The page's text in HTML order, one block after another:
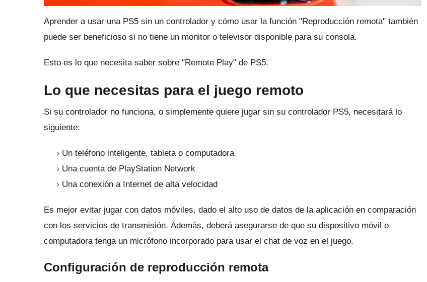
Aprender a usar una PS5 sin un controlador y cómo usar la función "Reproducción remota" también
puede ser beneficioso si no tiene un monitor o televisor disponible para su consola.
Esto es lo que necesita saber sobre "Remote Play" de PS5.
Lo que necesitas para el juego remoto
Si su controlador no funciona, o simplemente quiere jugar sin su controlador PS5, necesitará lo
siguiente:
Un teléfono inteligente, tableta o computadora
Una cuenta de PlayStation Network
Una conexión a Internet de alta velocidad
Es mejor evitar jugar con datos móviles, dado el alto uso de datos de la aplicación en comparación
con los servicios de transmisión. Además, deberá asegurarse de que su dispositivo móvil o
computadora tenga un micrófono incorporado para usar el chat de voz en el juego.
Configuración de reproducción remota